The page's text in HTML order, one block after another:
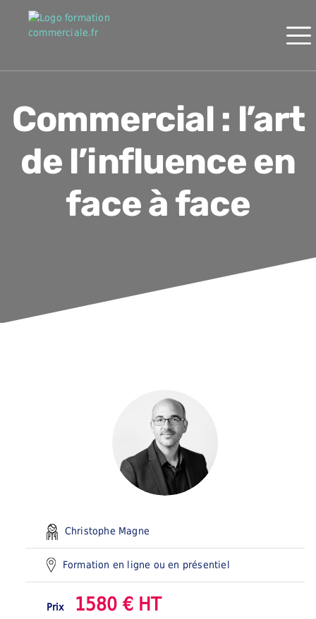
Commercial : l’art
de l’influence en
face à face
Christophe Magne
Formation en ligne ou en présentiel
Prix 1580 € HT